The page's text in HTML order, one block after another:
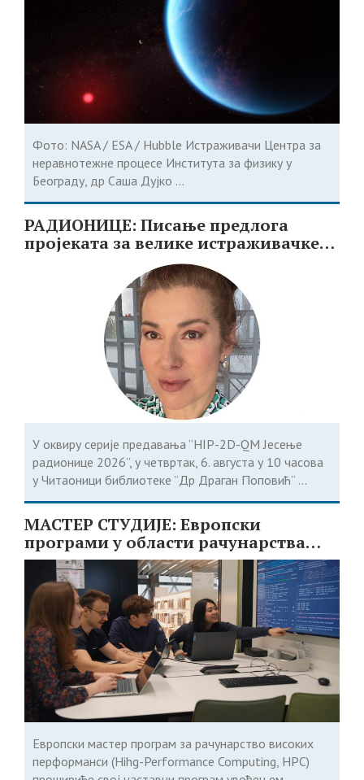
Фото: NASA / ESA / Hubble Истраживачи Центра за
неравнотежне процесе Института за физику у
Београду, др Саша Дујко ...
РАДИОНИЦЕ: Писање предлога
пројеката за велике истраживачке
инфраструктуре
У оквиру серије предавања ”HIP-2D-QM Јесење
радионице 2026”, у четвртак, 6. августа у 10 часова
у Читаоници библиотеке ”Др Драган Поповић” ...
МАСТЕР СТУДИЈЕ: Европски
програми у области рачунарства
доступни студентима из Србије
Европски мастер програм за рачунарство високих
перформанси (Hihg-Performance Computing, HPC)